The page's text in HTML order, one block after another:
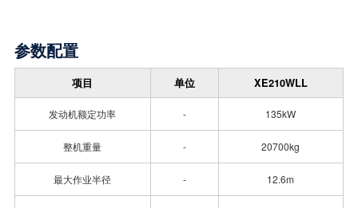
参数配置
项目 单位 XE210WLL
发动机额定功率 - 135kW
整机重量 - 20700kg
最大作业半径 - 12.6m